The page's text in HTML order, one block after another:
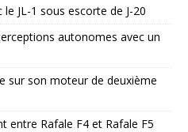
JL-1 sous escorte de J-20
autonomes avec un
sur son moteur de deuxième
entre Rafale F4 et Rafale F5